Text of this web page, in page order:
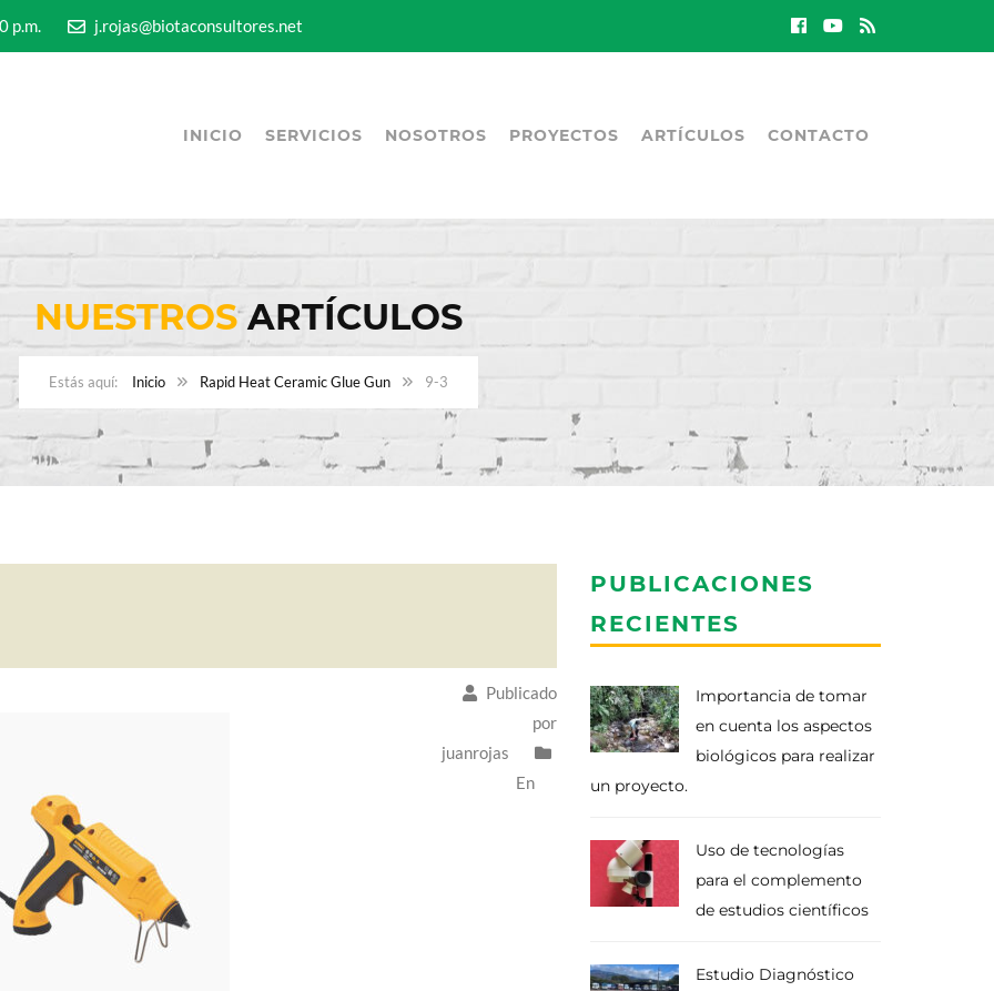
p.m. j.rojas@biotaconsultores.net
INICIO SERVICIOS NOSOTROS PROYECTOS ARTÍCULOS CONTACTO
NUESTROSARTÍCULOS
Inicio Rapid Heat Ceramic Glue Gun 9-3
Publicado
por
juanrojas
En
PUBLICACIONES
RECIENTES
Importancia de tomar
en cuenta los aspectos
biológicos para realizar
un proyecto.
Uso de tecnologías
para el complemento
de estudios científicos
Estudio Diagnóstico